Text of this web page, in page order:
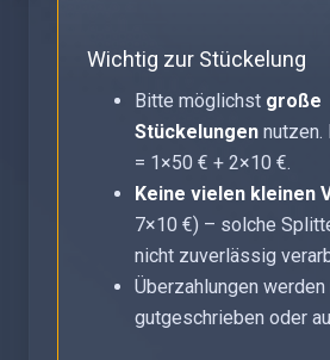
Wichtig zur Stückelung
Bitte möglichst große
Stückelungen nutzen.
= 1×50 € + 2×10 €.
Keine vielen kleinen
7×10 €) – solche
nicht zuverlässig
Überzahlungen werden
gutgeschrieben oder